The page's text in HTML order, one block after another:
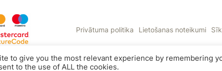
Privātuma politika Lietošanas noteikumi
bollire.orders@gmail.com RAVA SIA, Reģistrācijas Nr.:
to give you the most relevant experience by remembering
to the use of ALL the cookies.